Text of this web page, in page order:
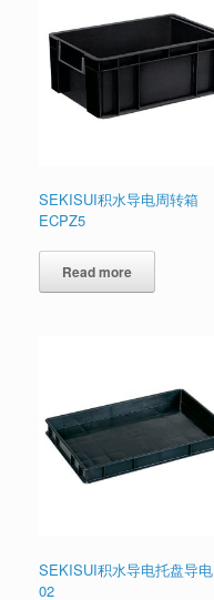
SEKISUI积水导电周转箱
ECPZ5
Read more
SEKISUI积水导电托盘导电
02